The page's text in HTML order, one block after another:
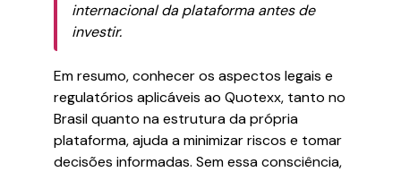
internacional da plataforma antes de
investir.
Em resumo, conhecer os aspectos legais e
regulatórios aplicáveis ao Quotexx, tanto no
Brasil quanto na estrutura da própria
plataforma, ajuda a minimizar riscos e tomar
decisões informadas. Sem essa consciência,